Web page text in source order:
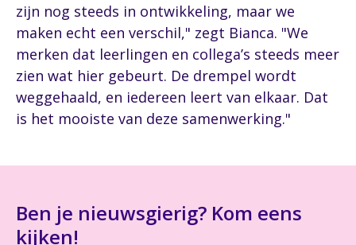
zijn nog steeds in ontwikkeling, maar we
maken echt een verschil," zegt Bianca. "We
merken dat leerlingen en collega’s steeds meer
zien wat hier gebeurt. De drempel wordt
weggehaald, en iedereen leert van elkaar. Dat
is het mooiste van deze samenwerking."
Ben je nieuwsgierig? Kom eens
kijken!